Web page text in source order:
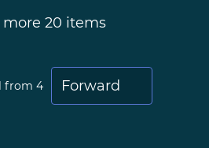
more 20 items
from 4 Forward